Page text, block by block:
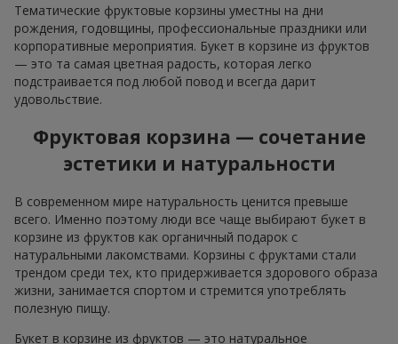
Тематические фруктовые корзины уместны на дни
рождения, годовщины, профессиональные праздники или
корпоративные мероприятия. Букет в корзине из фруктов
— это та самая цветная радость, которая легко
подстраивается под любой повод и всегда дарит
удовольствие.
Фруктовая корзина — сочетание
эстетики и натуральности
В современном мире натуральность ценится превыше
всего. Именно поэтому люди все чаще выбирают букет в
корзине из фруктов как органичный подарок с
натуральными лакомствами. Корзины с фруктами стали
трендом среди тех, кто придерживается здорового образа
жизни, занимается спортом и стремится употреблять
полезную пищу.
Букет в корзине из фруктов — это натуральное